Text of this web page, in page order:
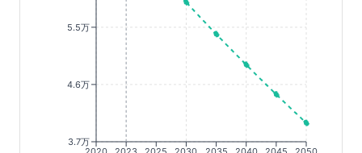
3.7万
4.6万
5.5万